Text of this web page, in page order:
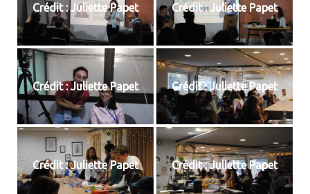
Crédit : Juliette Papet Crédit : Juliette Papet
Crédit : Juliette Papet Crédit : Juliette Papet
Crédit : Juliette Papet Crédit : Juliette Papet